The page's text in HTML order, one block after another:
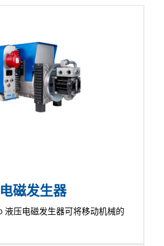
电磁发生器
液压电磁发生器可将移动机械的